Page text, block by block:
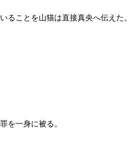
ることを山猫は直接真央へ伝えた。
を一身に被る。